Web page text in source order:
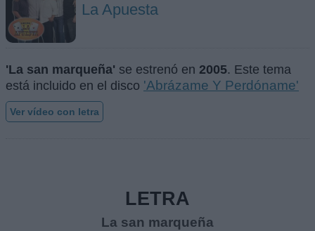
La Apuesta
'La san marqueña' se estrenó en 2005. Este tema
está incluido en el disco 'Abrázame Y Perdóname'
Ver vídeo con letra
LETRA
La san marqueña